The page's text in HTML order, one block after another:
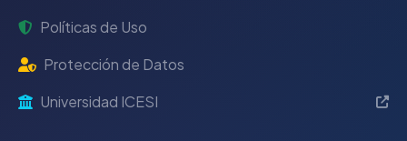
Políticas de Uso
Protección de Datos
Universidad ICESI